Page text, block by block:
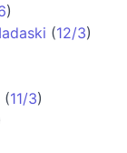
)
(12/3)
(11/3)